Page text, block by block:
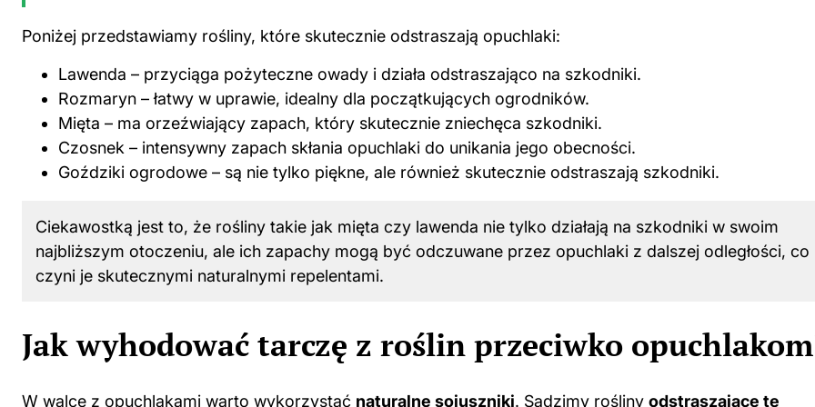
Poniżej przedstawiamy rośliny, które skutecznie odstraszają opuchlaki:
Lawenda – przyciąga pożyteczne owady i działa odstraszająco na szkodniki.
Rozmaryn – łatwy w uprawie, idealny dla początkujących ogrodników.
Mięta – ma orzeźwiający zapach, który skutecznie zniechęca szkodniki.
Czosnek – intensywny zapach skłania opuchlaki do unikania jego obecności.
Goździki ogrodowe – są nie tylko piękne, ale również skutecznie odstraszają szkodniki.
Ciekawostką jest to, że rośliny takie jak mięta czy lawenda nie tylko działają na szkodniki w swoim
najbliższym otoczeniu, ale ich zapachy mogą być odczuwane przez opuchlaki z dalszej odległości, co
czyni je skutecznymi naturalnymi repelentami.
Jak wyhodować tarczę z roślin przeciwko
W walce z opuchlakami warto wykorzystać naturalne sojuszniki. Sadzimy rośliny odstraszające te